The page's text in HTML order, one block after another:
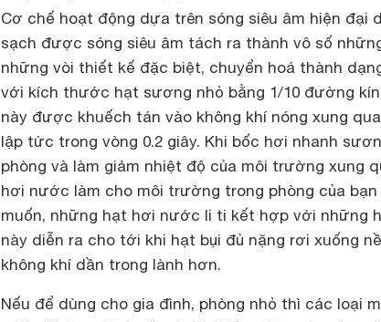
Cơ chế hoạt động dựa trên sóng siêu âm hiện đại
sạch được sóng siêu âm tách ra thành vô số
những vòi thiết kế đặc biệt, chuyển hoá thành
với kích thước hạt sương nhỏ bằng 1/10 đường
này được khuếch tán vào không khí nóng xung
lập tức trong vòng 0.2 giây. Khi bốc hơi nhanh
phòng và làm giảm nhiệt độ của môi trường xung
hơi nước làm cho môi trường trong phòng của
muốn, những hạt hơi nước li ti kết hợp với những
này diễn ra cho tới khi hạt bụi đủ nặng rơi xuống
không khí dần trong lành hơn.
Nếu để dùng cho gia đình, phòng nhỏ thì các loại